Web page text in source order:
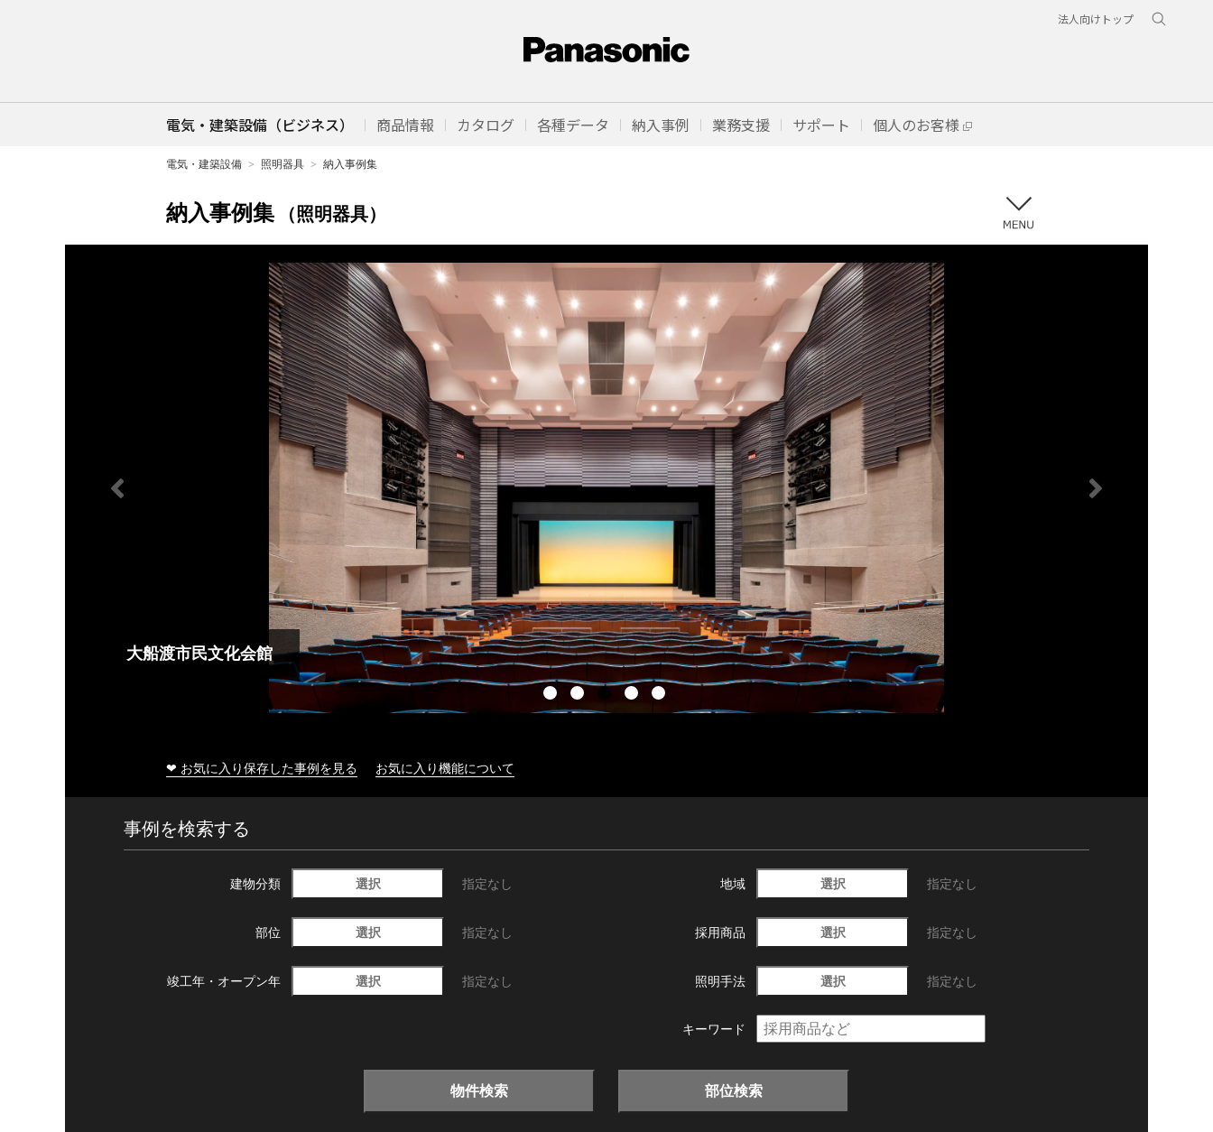
法人向けトップ
電気・建築設備（ビジネス） 商品情報 カタログ 各種データ 納入事例 業務支援 サポート 個人のお客様
電気・建築設備 照明器具 納入事例集
納入事例集 （照明器具）
大船渡市民文化会館
❤ お気に入り保存した事例を見る お気に入り機能について
事例を検索する
建物分類 選択 指定なし 地域 選択 指定なし
部位 選択 指定なし 採用商品 選択 指定なし
竣工年・ オープン年 選択 指定なし 照明手法 選択 指定なし
キーワード
物件検索 部位検索